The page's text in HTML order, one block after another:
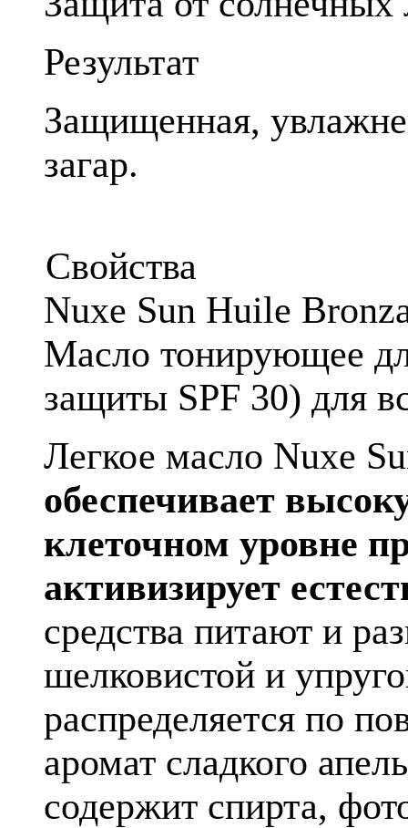
Результат
Защищенная,
загар.
Свойства
Nuxe Sun Huile
Масло тонирующее
защиты SPF 30) для
Легкое масло Nuxe
обеспечивает
клеточном уровне
активизирует
средства питают и
шелковистой и
распределяется по
аромат сладкого
содержит спирта,